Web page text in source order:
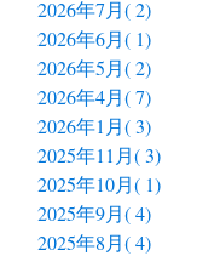
2026年7月( 2)
2026年6月( 1)
2026年5月( 2)
2026年4月( 7)
2026年1月( 3)
2025年11月( 3)
2025年10月( 1)
2025年9月( 4)
2025年8月( 4)